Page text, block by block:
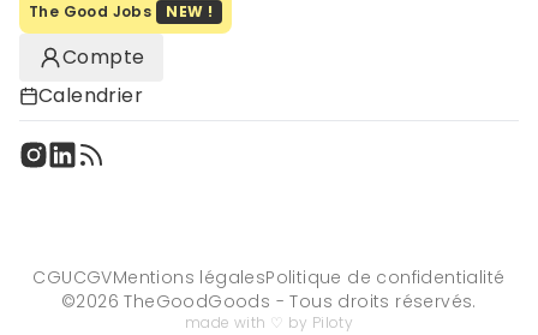
The Good Jobs NEW !
Compte
Calendrier
CGUCGVMentions légalesPolitique de confidentialité
©2026 TheGoodGoods - Tous droits réservés.
made with ♡ by Piloty